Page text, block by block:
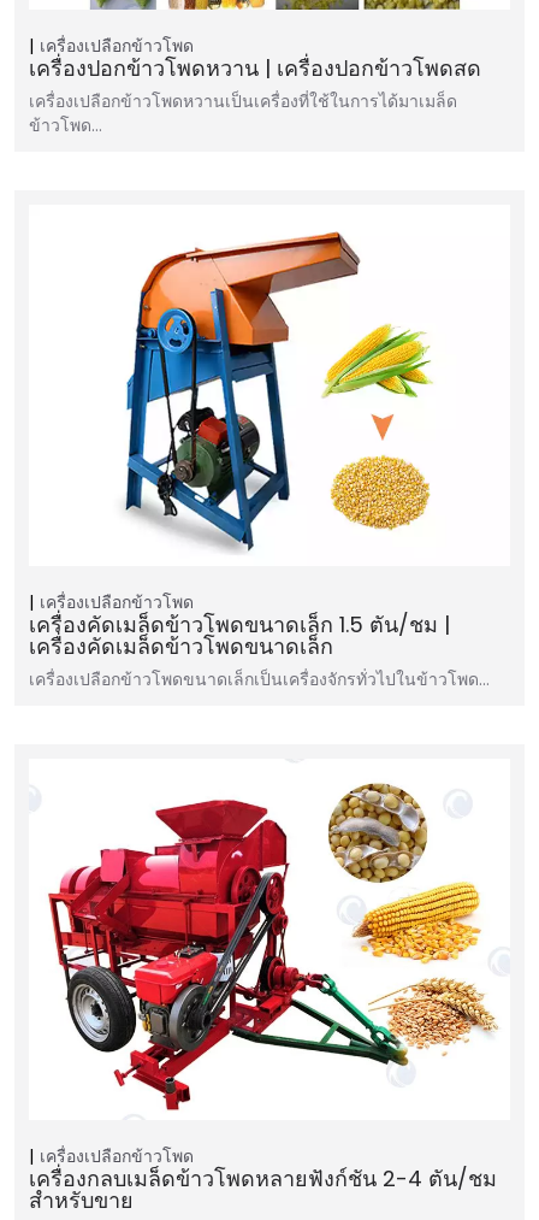
เครื่องเปลือกข้าวโพด
เครื่องปอกข้าวโพดหวาน | เครื่องปอกข้าวโพดสด
เครื่องเปลือกข้าวโพดหวานเป็นเครื่องที่ใช้ในการได้มาเมล็ด
ข้าวโพด…
เครื่องเปลือกข้าวโพด
เครื่องคัดเมล็ดข้าวโพดขนาดเล็ก 1.5 ตัน/ชม |
เครื่องคัดเมล็ดข้าวโพดขนาดเล็ก
เครื่องเปลือกข้าวโพดขนาดเล็กเป็นเครื่องจักรทั่วไปในข้าวโพด…
เครื่องเปลือกข้าวโพด
เครื่องกลบเมล็ดข้าวโพดหลายฟังก์ชัน 2-4 ตัน/ชม
สำหรับขาย